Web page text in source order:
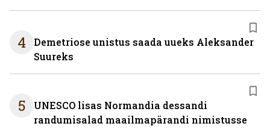
4
Demetriose unistus saada uueks Aleksander
Suureks
5
UNESCO lisas Normandia dessandi
randumisalad maailmapärandi nimistusse